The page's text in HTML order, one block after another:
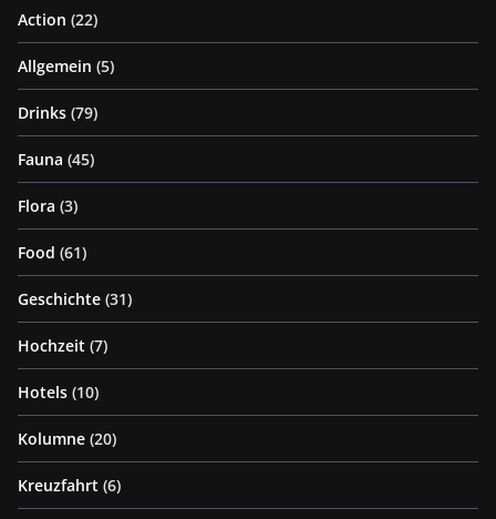
Action (22)
Allgemein (5)
Drinks (79)
Fauna (45)
Flora (3)
Food (61)
Geschichte (31)
Hochzeit (7)
Hotels (10)
Kolumne (20)
Kreuzfahrt (6)